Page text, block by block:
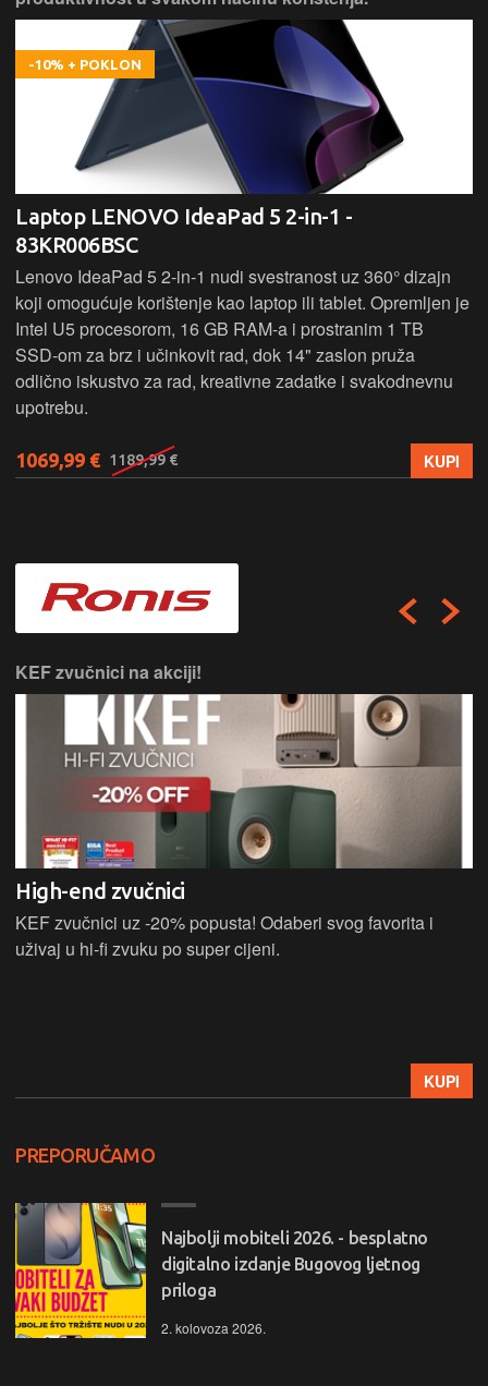
-10% + POKLON
Laptop LENOVO IdeaPad 5 2-in-1 -
83KR006BSC
Lenovo IdeaPad 5 2‑in‑1 nudi svestranost uz 360° dizajn
koji omogućuje korištenje kao laptop ili tablet. Opremljen je
Intel U5 procesorom, 16 GB RAM-a i prostranim 1 TB
SSD‑om za brz i učinkovit rad, dok 14" zaslon pruža
odlično iskustvo za rad, kreativne zadatke i svakodnevnu
upotrebu.
1069,99 € 1189,99 € KUPI
KEF zvučnici na akciji!
High-end zvučnici
KEF zvučnici uz -20% popusta! Odaberi svog favorita i
uživaj u hi-fi zvuku po super cijeni.
KUPI
PREPORUČAMO
Najbolji mobiteli 2026. - besplatno
digitalno izdanje Bugovog ljetnog
priloga
2. kolovoza 2026.